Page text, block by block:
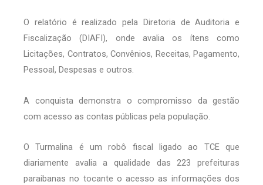
O relatório é realizado pela Diretoria de Auditoria e
Fiscalização (DIAFI), onde avalia os ítens como
Licitações, Contratos, Convênios, Receitas, Pagamento,
Pessoal, Despesas e outros.
A conquista demonstra o compromisso da gestão
com acesso as contas públicas pela população.
O Turmalina é um robô fiscal ligado ao TCE que
diariamente avalia a qualidade das 223 prefeituras
paraibanas no tocante o acesso as informações dos